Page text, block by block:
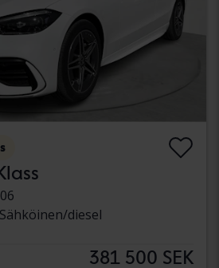
Sähköinen/diesel
381 500 SEK